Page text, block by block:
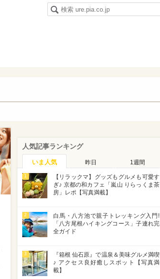
人気記事ランキング
いま人気 昨日 1週間
1
【リラックマ】グッズもグルメも可愛す
ぎ♪ 京都の和カフェ「嵐山 りらっくま茶
房」レポ【写真満載】
2
白馬・八方池で親子トレッキング入門!
「八方尾根ハイキングコース」子連れ完
全ガイド
3
『箱根 仙石原』で温泉＆美味グルメ満喫
♪ アクセス良好癒しスポット【写真満
載】